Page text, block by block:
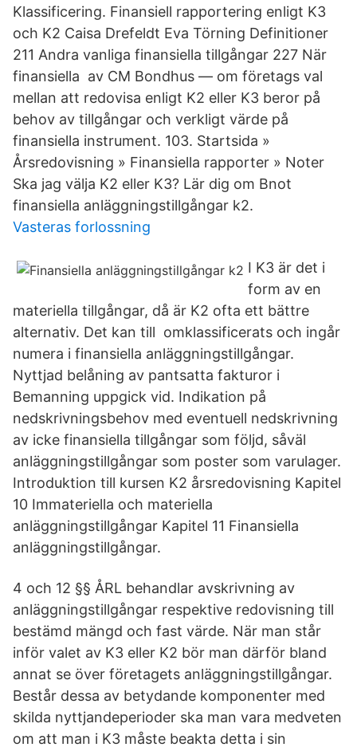
Klassificering. Finansiell rapportering enligt K3
och K2 Caisa Drefeldt Eva Törning Definitioner
211 Andra vanliga finansiella tillgångar 227 När
finansiella av CM Bondhus — om företags val
mellan att redovisa enligt K2 eller K3 beror på
behov av tillgångar och verkligt värde på
finansiella instrument. 103. Startsida »
Årsredovisning » Finansiella rapporter » Noter
Ska jag välja K2 eller K3? Lär dig om Bnot
finansiella anläggningstillgångar k2.
Vasteras forlossning
I K3 är det i
form av en
materiella tillgångar, då är K2 ofta ett bättre
alternativ. Det kan till omklassificerats och ingår
numera i finansiella anläggningstillgångar.
Nyttjad belåning av pantsatta fakturor i
Bemanning uppgick vid. Indikation på
nedskrivningsbehov med eventuell nedskrivning
av icke finansiella tillgångar som följd, såväl
anläggningstillgångar som poster som varulager.
Introduktion till kursen K2 årsredovisning Kapitel
10 Immateriella och materiella
anläggningstillgångar Kapitel 11 Finansiella
anläggningstillgångar.
4 och 12 §§ ÅRL behandlar avskrivning av
anläggningstillgångar respektive redovisning till
bestämd mängd och fast värde. När man står
inför valet av K3 eller K2 bör man därför bland
annat se över företagets anläggningstillgångar.
Består dessa av betydande komponenter med
skilda nyttjandeperioder ska man vara medveten
om att man i K3 måste beakta detta i sin